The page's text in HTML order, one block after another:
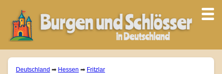
Deutschland ➡ Hessen ➡ Fritzlar